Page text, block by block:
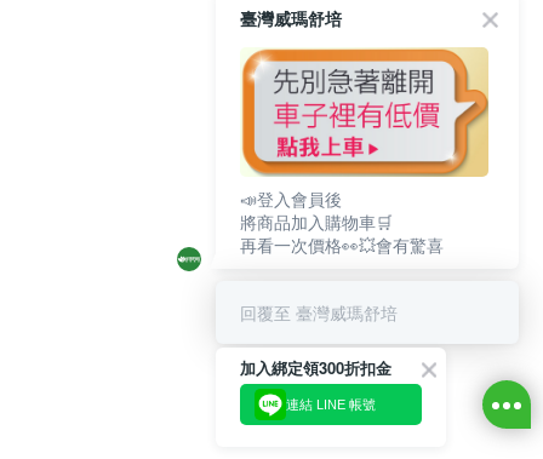
臺灣威瑪舒培
📣登入會員後
將商品加入購物車🛒
再看一次價格👀💥會有驚喜
回覆至 臺灣威瑪舒培
加入綁定領300折扣金
連結 LINE 帳號